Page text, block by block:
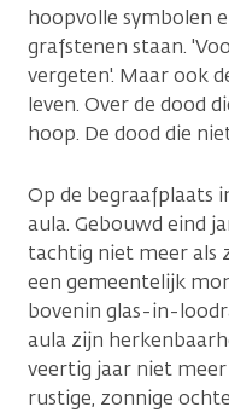
hoopvolle symbolen
grafstenen staan.
vergeten'. Maar ook
leven. Over de dood
hoop. De dood die
Op de begraafplaats
aula. Gebouwd eind
tachtig niet meer als
een gemeentelijk
bovenin glas-in-
aula zijn
veertig jaar niet meer
rustige, zonnige